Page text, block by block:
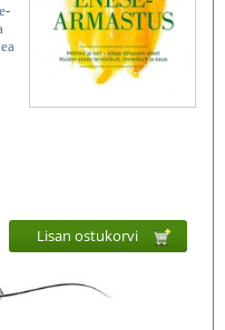
Lisan ostukorvi